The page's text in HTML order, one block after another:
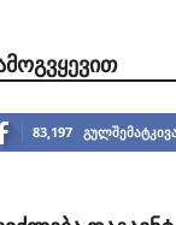
83,197